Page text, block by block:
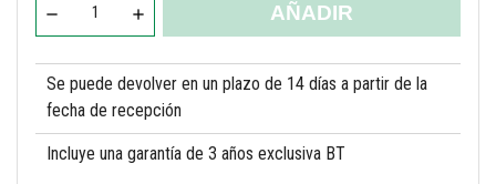
AÑADIR
Se puede devolver en un plazo de 14 días a partir de la
fecha de recepción
Incluye una garantía de 3 años exclusiva BT